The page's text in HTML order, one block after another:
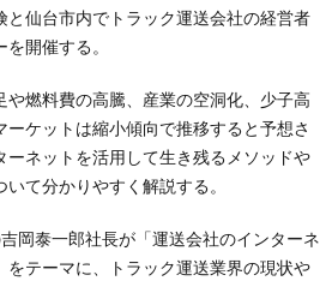
と仙台市内でトラック運送会社の経営者
開催する。
燃料費の高騰、産業の空洞化、少子高
ケットは縮小傾向で推移すると予想さ
ーネットを活用して生き残るメソッドや
て分かりやすく解説する。
岡泰一郎社長が「運送会社のインターネ
をテーマに、トラック運送業界の現状や